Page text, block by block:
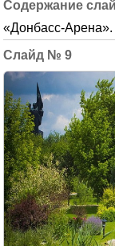
«Донбасс-Арена».
9